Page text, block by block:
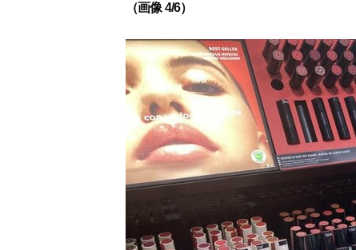
（画像 4/6）